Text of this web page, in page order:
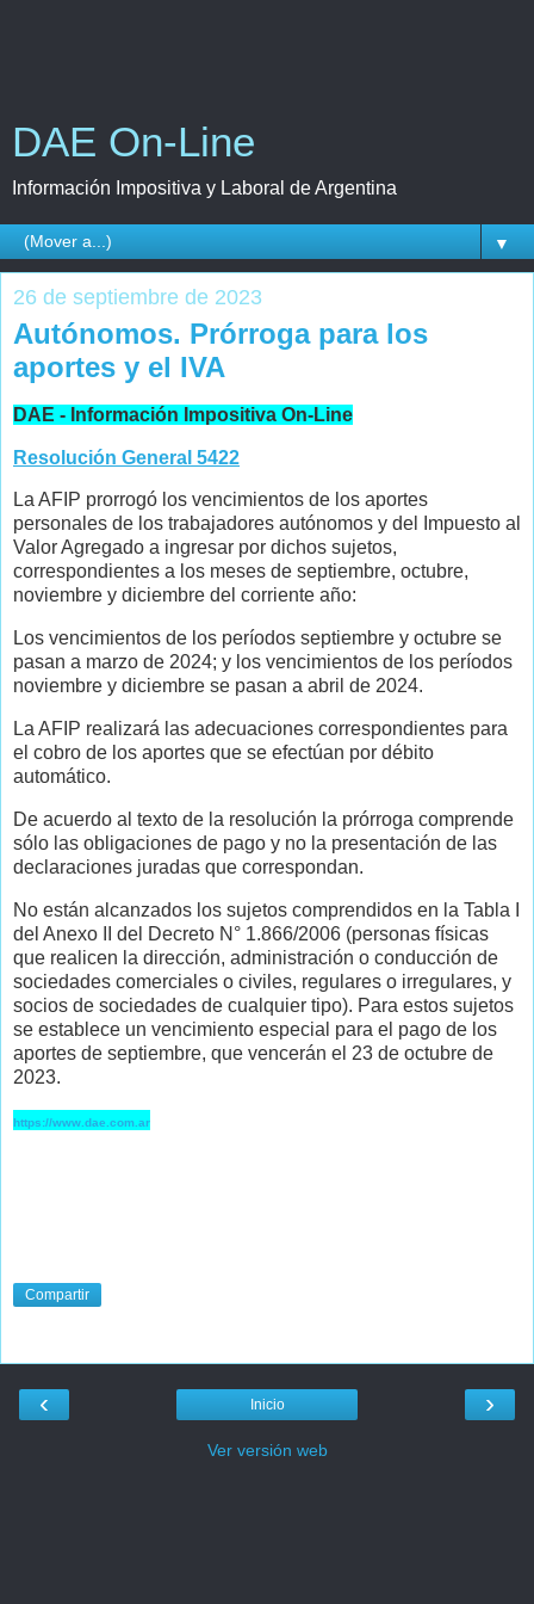
DAE On-Line
Información Impositiva y Laboral de Argentina
▼
26 de septiembre de 2023
Autónomos. Prórroga para los
aportes y el IVA
DAE - Información Impositiva On-Line
Resolución General 5422
La AFIP prorrogó los vencimientos de los aportes
personales de los trabajadores autónomos y del Impuesto al
Valor Agregado a ingresar por dichos sujetos,
correspondientes a los meses de septiembre, octubre,
noviembre y diciembre del corriente año:
Los vencimientos de los períodos septiembre y octubre se
pasan a marzo de 2024; y los vencimientos de los períodos
noviembre y diciembre se pasan a abril de 2024.
La AFIP realizará las adecuaciones correspondientes para
el cobro de los aportes que se efectúan por débito
automático.
De acuerdo al texto de la resolución la prórroga comprende
sólo las obligaciones de pago y no la presentación de las
declaraciones juradas que correspondan.
No están alcanzados los sujetos comprendidos en la Tabla I
del Anexo II del Decreto N° 1.866/2006 (personas físicas
que realicen la dirección, administración o conducción de
sociedades comerciales o civiles, regulares o irregulares, y
socios de sociedades de cualquier tipo). Para estos sujetos
se establece un vencimiento especial para el pago de los
aportes de septiembre, que vencerán el 23 de octubre de
2023.
https://www.dae.com.ar
Compartir
‹ ›
Inicio
Ver versión web